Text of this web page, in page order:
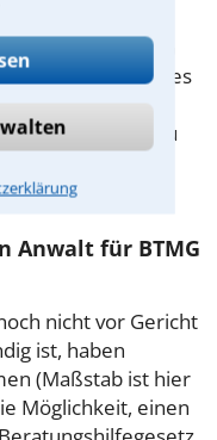
34 Absatz 2 RVG
Tätigkeiten des
es also
zu
Anwalt diese
Anwalt für BTMG
nicht vor Gericht
ist, haben
(Maßstab ist hier
Möglichkeit, einen